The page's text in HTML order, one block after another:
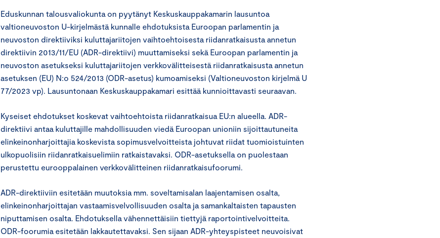
Eduskunnan talousvaliokunta on pyytänyt Keskuskauppakamarin lausuntoa
valtioneuvoston U-kirjelmästä kunnalle ehdotuksista Euroopan parlamentin ja
neuvoston direktiiviksi kuluttajariitojen vaihtoehtoisesta riidanratkaisusta annetun
direktiivin 2013/11/EU (ADR-direktiivi) muuttamiseksi sekä Euroopan parlamentin ja
neuvoston asetukseksi kuluttajariitojen verkkovälitteisestä riidanratkaisusta annetun
asetuksen (EU) N:o 524/2013 (ODR-asetus) kumoamiseksi (Valtioneuvoston kirjelmä U
77/2023 vp). Lausuntonaan Keskuskauppakamari esittää kunnioittavasti seuraavan.
Kyseiset ehdotukset koskevat vaihtoehtoista riidanratkaisua EU:n alueella. ADR-
direktiivi antaa kuluttajille mahdollisuuden viedä Euroopan unioniin sijoittautuneita
elinkeinonharjoittajia koskevista sopimusvelvoitteista johtuvat riidat tuomioistuinten
ulkopuolisiin riidanratkaisuelimiin ratkaistavaksi. ODR-asetuksella on puolestaan
perustettu eurooppalainen verkkovälitteinen riidanratkaisufoorumi.
ADR-direktiiviin esitetään muutoksia mm. soveltamisalan laajentamisen osalta,
elinkeinonharjoittajan vastaamisvelvollisuuden osalta ja samankaltaisten tapausten
niputtamisen osalta. Ehdotuksella vähennettäisiin tiettyjä raportointivelvoitteita.
ODR-foorumia esitetään lakkautettavaksi. Sen sijaan ADR-yhteyspisteet neuvoisivat